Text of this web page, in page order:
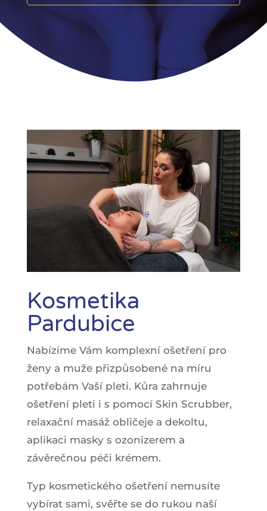
Kosmetika
Pardubice
Nabízíme Vám komplexní ošetření pro
ženy a muže přizpůsobené na míru
potřebám Vaší pleti. Kůra zahrnuje
ošetření pleti i s pomocí Skin Scrubber,
relaxační masáž obličeje a dekoltu,
aplikaci masky s ozonizerem a
závěrečnou péči krémem.
Typ kosmetického ošetření nemusíte
vybírat sami, svěřte se do rukou naší